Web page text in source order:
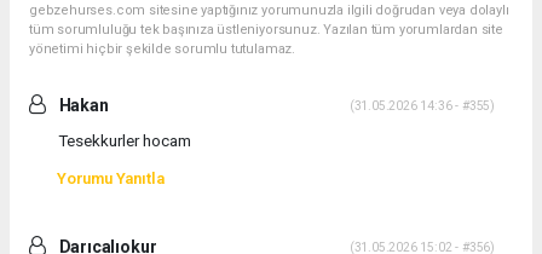
gebzehurses.com sitesine yaptığınız yorumunuzla ilgili doğrudan veya dolaylı
tüm sorumluluğu tek başınıza üstleniyorsunuz. Yazılan tüm yorumlardan site
yönetimi hiçbir şekilde sorumlu tutulamaz.
Hakan (31.05.2026 14:36 - #355)
Tesekkurler hocam
Yorumu Yanıtla
Darıcalıokur (31.05.2026 15:02 - #356)